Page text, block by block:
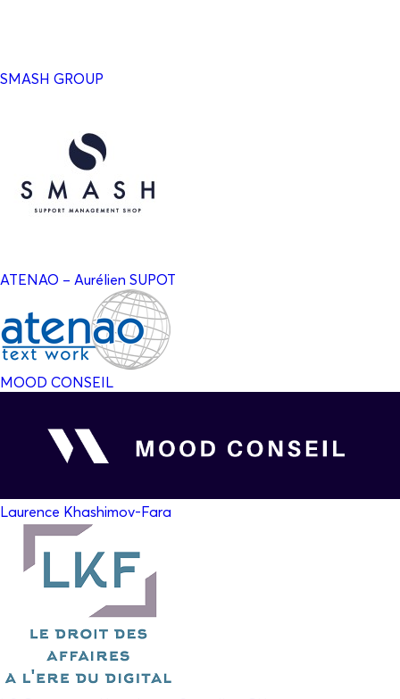
SMASH GROUP
ATENAO – Aurélien SUPOT
MOOD CONSEIL
Laurence Khashimov-Fara